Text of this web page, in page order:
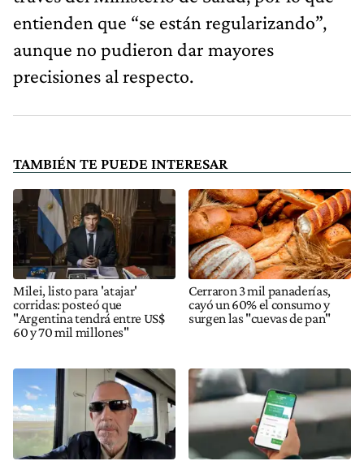
entienden que “se están regularizando”,
aunque no pudieron dar mayores
precisiones al respecto.
TAMBIÉN TE PUEDE INTERESAR
Milei, listo para 'atajar'
corridas: posteó que
"Argentina tendrá entre US$
60 y 70 mil millones"
Cerraron 3 mil panaderías,
cayó un 60% el consumo y
surgen las "cuevas de pan"